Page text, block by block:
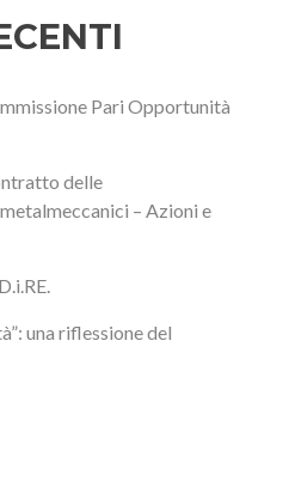
Pari Opportunità
delle
– Azioni e
una riflessione del